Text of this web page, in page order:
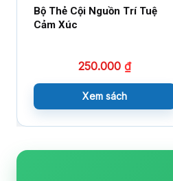
Bộ Thẻ Cội Nguồn Trí Tuệ
Cảm Xúc
250.000 ₫
Xem sách